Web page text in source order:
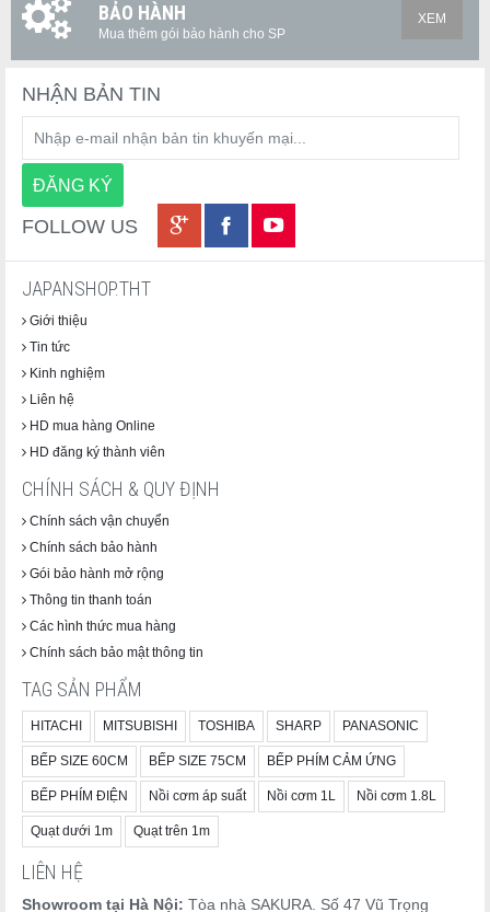
BẢO HÀNH
Mua thêm gói bảo hành cho SP
XEM
NHẬN BẢN TIN
FOLLOW US
JAPANSHOP.THT
Giới thiệu
Tin tức
Kinh nghiệm
Liên hệ
HD mua hàng Online
HD đăng ký thành viên
CHÍNH SÁCH & QUY ĐỊNH
Chính sách vận chuyển
Chính sách bảo hành
Gói bảo hành mở rộng
Thông tin thanh toán
Các hình thức mua hàng
Chính sách bảo mật thông tin
TAG SẢN PHẨM
HITACHI MITSUBISHI TOSHIBA SHARP PANASONIC
BẾP SIZE 60CM BẾP SIZE 75CM BẾP PHÍM CẢM ỨNG
BẾP PHÍM ĐIỆN Nồi cơm áp suất Nồi cơm 1L Nồi cơm 1.8L
Quạt dưới 1m Quạt trên 1m
LIÊN HỆ
Showroom tại Hà Nội: Tòa nhà SAKURA. Số 47 Vũ Trọng